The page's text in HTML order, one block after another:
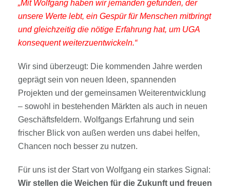
„Mit Wolfgang haben wir jemanden gefunden, der
unsere Werte lebt, ein Gespür für Menschen mitbringt
und gleichzeitig die nötige Erfahrung hat, um UGA
konsequent weiterzuentwickeln.“
Wir sind überzeugt: Die kommenden Jahre werden
geprägt sein von neuen Ideen, spannenden
Projekten und der gemeinsamen Weiterentwicklung
– sowohl in bestehenden Märkten als auch in neuen
Geschäftsfeldern. Wolfgangs Erfahrung und sein
frischer Blick von außen werden uns dabei helfen,
Chancen noch besser zu nutzen.
Für uns ist der Start von Wolfgang ein starkes Signal:
Wir stellen die Weichen für die Zukunft und freuen